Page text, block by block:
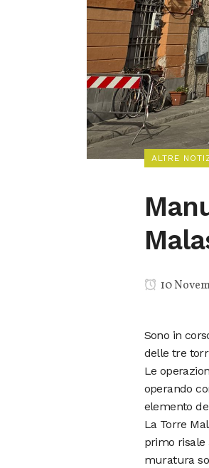
ALTRE
10
Sono in
delle tre
Le
operando
elemento
La Torre
primo risale
muratura